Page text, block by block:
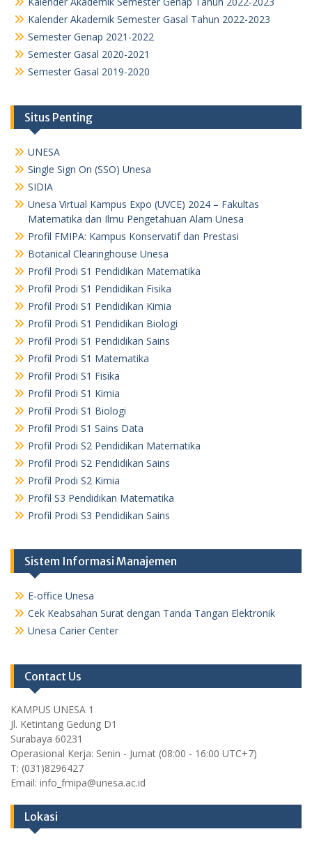
Kalender Akademik Semester Gasal Tahun 2022-2023
Semester Genap 2021-2022
Semester Gasal 2020-2021
Semester Gasal 2019-2020
Situs Penting
UNESA
Single Sign On (SSO) Unesa
SIDIA
Unesa Virtual Kampus Expo (UVCE) 2024 – Fakultas
Matematika dan Ilmu Pengetahuan Alam Unesa
Profil FMIPA: Kampus Konservatif dan Prestasi
Botanical Clearinghouse Unesa
Profil Prodi S1 Pendidikan Matematika
Profil Prodi S1 Pendidikan Fisika
Profil Prodi S1 Pendidikan Kimia
Profil Prodi S1 Pendidikan Biologi
Profil Prodi S1 Pendidikan Sains
Profil Prodi S1 Matematika
Profil Prodi S1 Fisika
Profil Prodi S1 Kimia
Profil Prodi S1 Biologi
Profil Prodi S1 Sains Data
Profil Prodi S2 Pendidikan Matematika
Profil Prodi S2 Pendidikan Sains
Profil Prodi S2 Kimia
Profil S3 Pendidikan Matematika
Profil Prodi S3 Pendidikan Sains
Sistem Informasi Manajemen
E-office Unesa
Cek Keabsahan Surat dengan Tanda Tangan Elektronik
Unesa Carier Center
Contact Us
KAMPUS UNESA 1
Jl. Ketintang Gedung D1
Surabaya 60231
Operasional Kerja: Senin - Jumat (08:00 - 16:00 UTC+7)
T: (031)8296427
Email: info_fmipa@unesa.ac.id
Lokasi